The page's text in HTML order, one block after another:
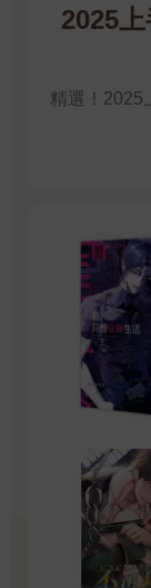
那時的她並不明
光芒刺進她的眼
一枚精美戒指上
那時，蔚藍天空
暮音，飛快地朝
那時，所有的一
2025
精選！2025